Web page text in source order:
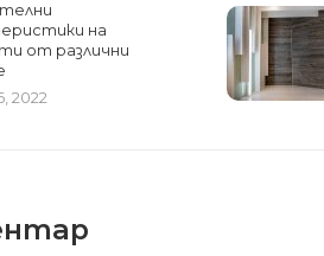
на
от различни
2022